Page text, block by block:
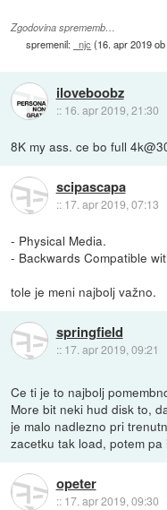
Zgodovina sprememb…
spremenil: _njc (16. apr 2019
iloveboobz
:: 16. apr 2019, 21:30
8K my ass. ce bo full
scipascapa
:: 17. apr 2019, 07:13
- Physical Media.
- Backwards Compatible
tole je meni najbolj važno.
springfield
:: 17. apr 2019, 09:21
Ce ti je to najbolj
More bit neki hud disk to,
je malo nadlezno pri
zacetku tak load, potem
opeter
:: 17. apr 2019, 09:30